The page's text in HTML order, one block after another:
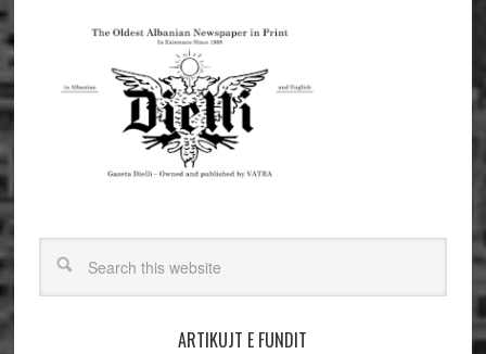
ARTIKUJT E FUNDIT